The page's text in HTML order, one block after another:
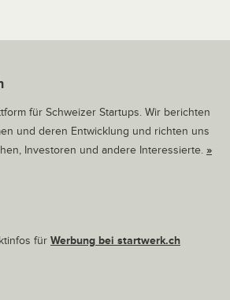
für Schweizer Startups. Wir berichten
und deren Entwicklung und richten uns
Investoren und andere Interessierte. »
für Werbung bei startwerk.ch